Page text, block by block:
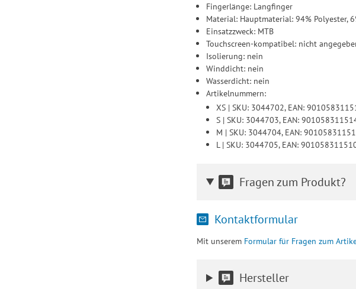
Fingerlänge: Langfinger
Material: Hauptmaterial: 94% Polyester,
Einsatzzweck: MTB
Touchscreen-kompatibel: nicht
Isolierung: nein
Winddicht: nein
Wasserdicht: nein
Artikelnummern:
XS | SKU: 3044702, EAN:
S | SKU: 3044703, EAN:
M | SKU: 3044704, EAN:
L | SKU: 3044705, EAN:
Fragen zum Produkt?
Kontaktformular
Mit unserem Formular für Fragen zum
Hersteller